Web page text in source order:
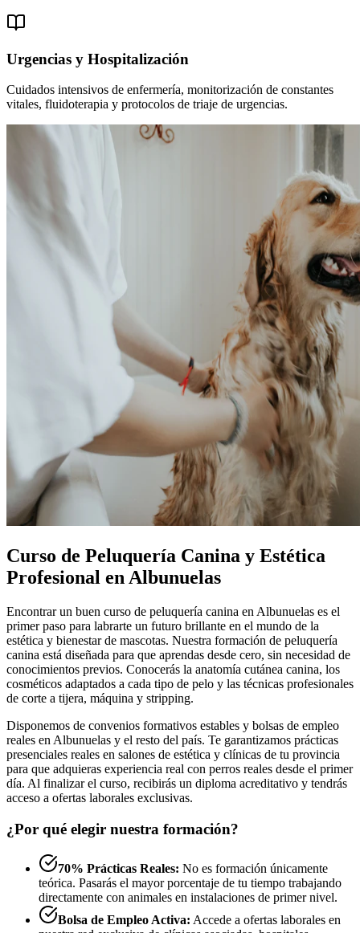
Urgencias y Hospitalización
Cuidados intensivos de enfermería, monitorización de constantes
vitales, fluidoterapia y protocolos de triaje de urgencias.
Curso de Peluquería Canina y Estética
Profesional en Albunuelas
Encontrar un buen curso de peluquería canina en Albunuelas es el
primer paso para labrarte un futuro brillante en el mundo de la
estética y bienestar de mascotas. Nuestra formación de peluquería
canina está diseñada para que aprendas desde cero, sin necesidad de
conocimientos previos. Conocerás la anatomía cutánea canina, los
cosméticos adaptados a cada tipo de pelo y las técnicas profesionales
de corte a tijera, máquina y stripping.
Disponemos de convenios formativos estables y bolsas de empleo
reales en Albunuelas y el resto del país. Te garantizamos prácticas
presenciales reales en salones de estética y clínicas de tu provincia
para que adquieras experiencia real con perros reales desde el primer
día. Al finalizar el curso, recibirás un diploma acreditativo y tendrás
acceso a ofertas laborales exclusivas.
¿Por qué elegir nuestra formación?
70% Prácticas Reales: No es formación únicamente
teórica. Pasarás el mayor porcentaje de tu tiempo trabajando
directamente con animales en instalaciones de primer nivel.
Bolsa de Empleo Activa: Accede a ofertas laborales en